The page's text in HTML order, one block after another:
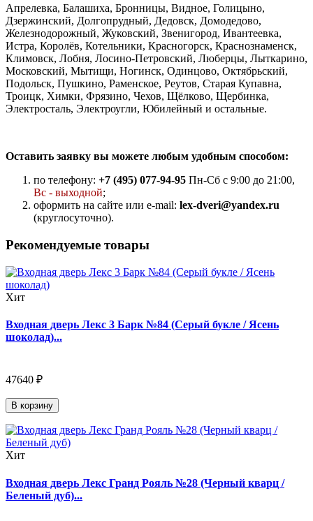
Апрелевка, Балашиха, Бронницы, Видное, Голицыно,
Дзержинский, Долгопрудный, Дедовск, Домодедово,
Железнодорожный, Жуковский, Звенигород, Ивантеевка,
Истра, Королёв, Котельники, Красногорск, Краснознаменск,
Климовск, Лобня, Лосино-Петровский, Люберцы, Лыткарино,
Московский, Мытищи, Ногинск, Одинцово, Октябрьский,
Подольск, Пушкино, Раменское, Реутов, Старая Купавна,
Троицк, Химки, Фрязино, Чехов, Щёлково, Щербинка,
Электросталь, Электроугли, Юбилейный и остальные.
Оставить заявку вы можете любым удобным способом:
по телефону: +7 (495) 077-94-95 Пн-Сб с 9:00 до 21:00,
Вс - выходной;
оформить на сайте или e-mail: lex-dveri@yandex.ru
(круглосуточно).
Рекомендуемые товары
Хит
Входная дверь Лекс 3 Барк №84 (Серый букле / Ясень
шоколад)...
47640 ₽
В корзину
Хит
Входная дверь Лекс Гранд Рояль №28 (Черный кварц /
Беленый дуб)...